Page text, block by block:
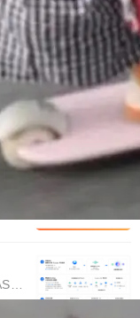
开
Vin
行
工
载
万
下
的
业
文
的
能
义
在
一
腾
心
AI
构
录
无
但
面
M
显
队
发